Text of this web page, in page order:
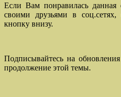
Если Вам понравилась данная
своими друзьями в
кнопку внизу.
Подписывайтесь на
продолжение этой темы.